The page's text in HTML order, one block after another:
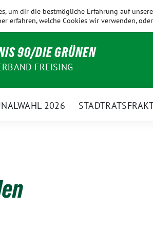
Eching Fahrenzhausen
90/DIE GRÜNEN
FREISING
2026
um dir die bestmögliche Erfahrung auf
erfahren, welche Cookies wir verwenden,